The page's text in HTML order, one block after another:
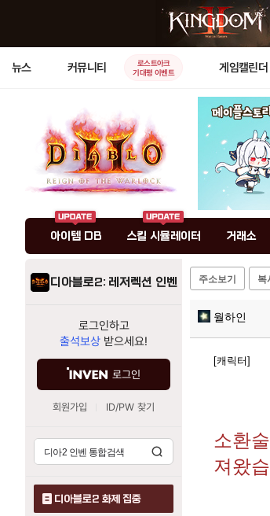
뉴스 커뮤니티
로스트아크
기대평 이벤트
게임캘린더
아이템 DB 스킬 시뮬레이터 거래소
디아블로2: 레저렉션 인벤
로그인하고
출석보상 받으세요!
로그인
회원가입 ID/PW 찾기
디아블로2 화제 집중
주소보기 복
월하인
[캐릭터]
소환
져왔